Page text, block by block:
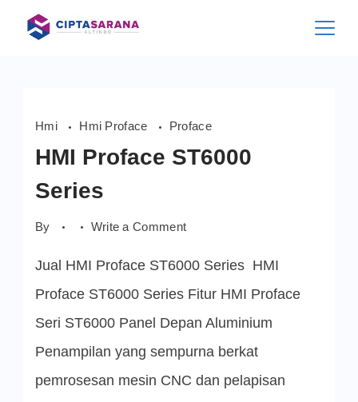
content
Hmi Hmi Proface Proface
HMI Proface ST6000
Series
By Write a Commenton
ST6000
Jual HMI Proface ST6000 Series HMI
Proface ST6000 Series Fitur HMI Proface
Seri ST6000 Panel Depan Aluminium
Penampilan yang sempurna berkat
pemrosesan mesin CNC dan pelapisan